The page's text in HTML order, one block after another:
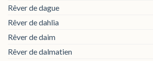
Rêver de dague
Rêver de dahlia
Rêver de daim
Rêver de dalmatien